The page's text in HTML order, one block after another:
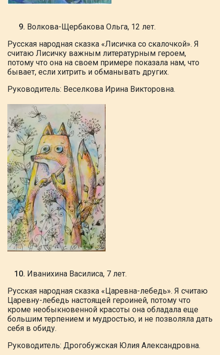
Волкова-Щербакова Ольга, 12 лет.
Русская народная сказка «Лисичка со скалочкой». Я
считаю Лисичку важным литературным героем,
потому что она на своем примере показала нам, что
бывает, если хитрить и обманывать других.
Руководитель: Веселкова Ирина Викторовна.
Иванихина Василиса, 7 лет.
Русская народная сказка «Царевна-лебедь». Я считаю
Царевну-лебедь настоящей героиней, потому что
кроме необыкновенной красоты она обладала еще
большим терпением и мудростью, и не позволяла дать
себя в обиду.
Руководитель: Дрогобужская Юлия Александровна.